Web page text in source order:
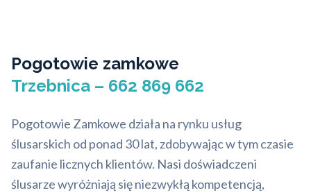
Pogotowie zamkowe
Trzebnica – 662 869 662
Pogotowie Zamkowe działa na rynku usług
ślusarskich od ponad 30 lat, zdobywając w tym czasie
zaufanie licznych klientów. Nasi doświadczeni
ślusarze wyróżniają się niezwykłą kompetencją,